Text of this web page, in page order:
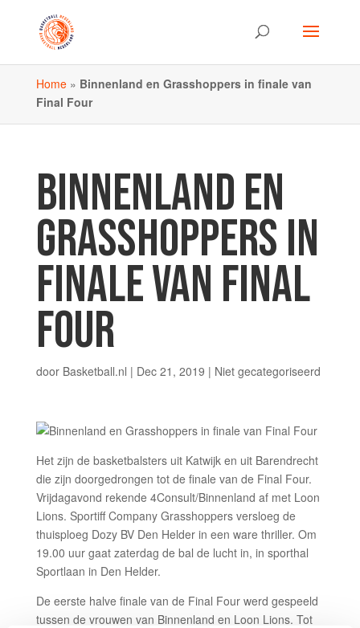
Home» Binnenland en Grasshoppers in finale van
Final Four
BINNENLAND EN
GRASSHOPPERS IN
FINALE VAN FINAL
FOUR
door Basketball.nl | Dec 21, 2019 | Niet gecategoriseerd
Het zijn de basketbalsters uit Katwijk en uit Barendrecht
die zijn doorgedrongen tot de finale van de Final Four.
Vrijdagavond rekende 4Consult/Binnenland af met Loon
Lions. Sportiff Company Grasshoppers versloeg de
thuisploeg Dozy BV Den Helder in een ware thriller. Om
19.00 uur gaat zaterdag de bal de lucht in, in sporthal
Sportlaan in Den Helder.
De eerste halve finale van de Final Four werd gespeeld
tussen de vrouwen van Binnenland en Loon Lions. Tot